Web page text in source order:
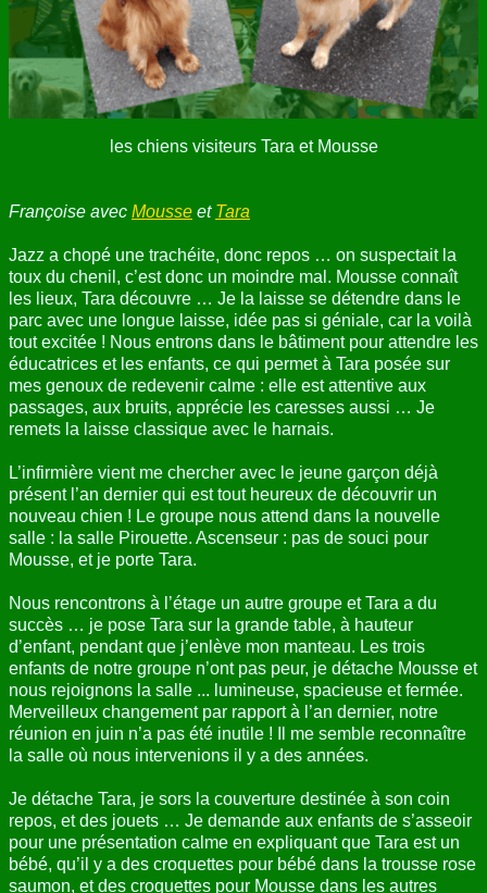
ANNUAIRE
CONTACT
les chiens visiteurs Tara et Mousse
Françoise avec Mousse et Tara
Jazz a chopé une trachéite, donc repos … on suspectait la
toux du chenil, c’est donc un moindre mal. Mousse connaît
les lieux, Tara découvre … Je la laisse se détendre dans le
parc avec une longue laisse, idée pas si géniale, car la voilà
tout excitée ! Nous entrons dans le bâtiment pour attendre les
éducatrices et les enfants, ce qui permet à Tara posée sur
mes genoux de redevenir calme : elle est attentive aux
passages, aux bruits, apprécie les caresses aussi … Je
remets la laisse classique avec le harnais.
L’infirmière vient me chercher avec le jeune garçon déjà
présent l’an dernier qui est tout heureux de découvrir un
nouveau chien ! Le groupe nous attend dans la nouvelle
salle : la salle Pirouette. Ascenseur : pas de souci pour
Mousse, et je porte Tara.
Nous rencontrons à l’étage un autre groupe et Tara a du
succès … je pose Tara sur la grande table, à hauteur
d’enfant, pendant que j’enlève mon manteau. Les trois
enfants de notre groupe n’ont pas peur, je détache Mousse et
nous rejoignons la salle ... lumineuse, spacieuse et fermée.
Merveilleux changement par rapport à l’an dernier, notre
réunion en juin n’a pas été inutile ! Il me semble reconnaître
la salle où nous intervenions il y a des années.
Je détache Tara, je sors la couverture destinée à son coin
repos, et des jouets … Je demande aux enfants de s’asseoir
pour une présentation calme en expliquant que Tara est un
bébé, qu’il y a des croquettes pour bébé dans la trousse rose
saumon, et des croquettes pour Mousse dans les autres